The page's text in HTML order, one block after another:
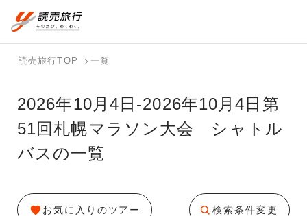
国内旅行トップ
を探す
（ブーケ）を探す
ら探す
テーマから
探す
写真から探
海外旅行トップ
ら探す
探す
す
読売旅行TOP 一覧
2026年10月4日-2026年10月4日第
51回札幌マラソン大会 シャトル
バスの一覧
お気に入りのツアー 検索条件変更